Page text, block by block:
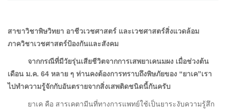
สาขาวิชาพิษวิทยา อาชีวเวชศาสตร์ และเวชศาสตร์สิ่งแวดล้อม
ภาควิชาเวชศาสตร์ป้องกันและสังคม
จากกรณีที่มีวัยรุ่นเสียชีวิตจากการเสพยาเคนมผง เมื่อช่วงต้น
เดือน ม.ค. 64 หลาย ๆ ท่านคงต้องการทราบถึงพิษภัยของ “ยาเค”เรา
ไปทำความรู้จักกับอันตรายจากสิ่งเสพติดชนิดนี้กันครับ
ยาเค คือ สารเคตามีนที่ทางการแพทย์ใช้เป็นยาระงับความรู้สึก